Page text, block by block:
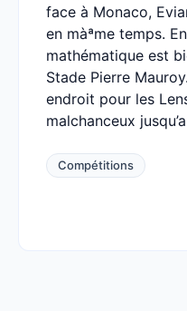
face à Monaco,
en màªme temps.
mathématique est
Stade Pierre
endroit pour les
malchanceux
Compétitions